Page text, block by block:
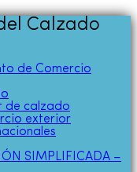
Calzado
de Comercio
de calzado
exterior
SIMPLIFICADA –